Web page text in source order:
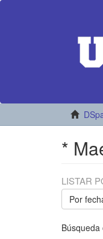
*
LISTAR
Por
Búsqueda